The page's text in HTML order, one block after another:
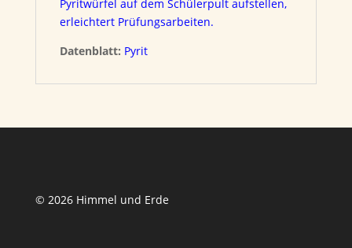
Pyritwürfel auf dem Schülerpult aufstellen,
erleichtert Prüfungsarbeiten.
Datenblatt: Pyrit
© 2026 Himmel und Erde